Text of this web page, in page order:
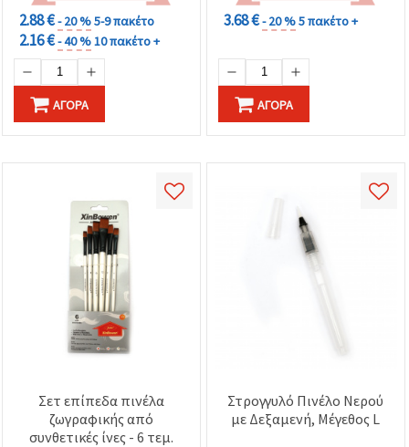
2.88 €- 20 %5-9 πακέτο
2.16 €- 40 %10 πακέτο +
ΑΓΟΡΆ
3.68 €- 20 %5 πακέτο +
ΑΓΟΡΆ
Σετ επίπεδα πινέλα
ζωγραφικής από
συνθετικές ίνες - 6 τεμ.
Στρογγυλό Πινέλο Νερού
με Δεξαμενή, Μέγεθος L